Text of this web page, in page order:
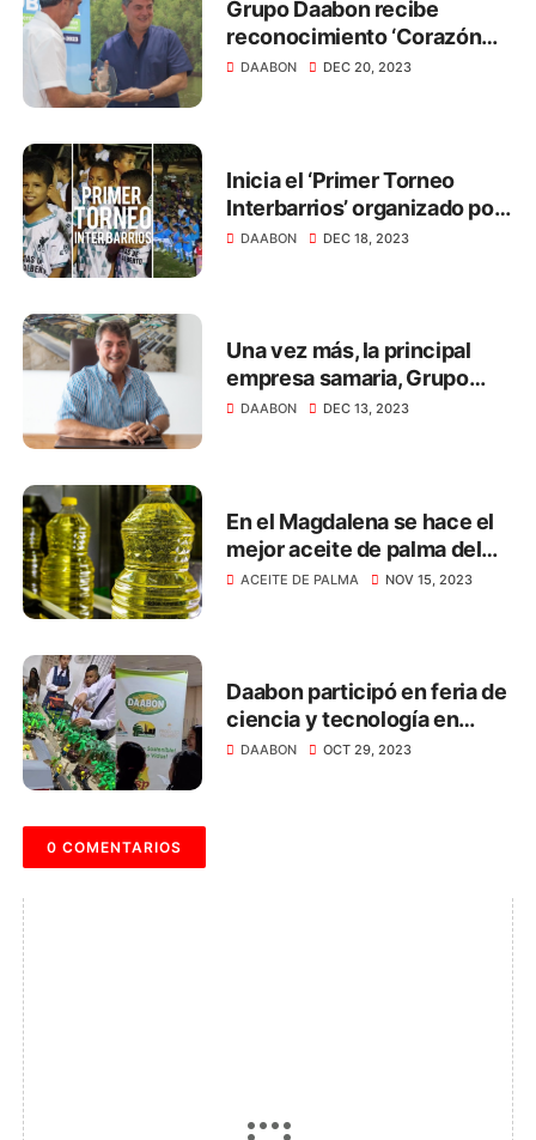
Grupo Daabon recibe
reconocimiento ‘Corazón
Verde’ de Corpamag
DAABON DEC 20, 2023
Inicia el ‘Primer Torneo
Interbarrios’ organizado por
el Grupo Daabon
DAABON DEC 18, 2023
Una vez más, la principal
empresa samaria, Grupo
Daabon, demuestra que su
DAABON DEC 13, 2023
En el Magdalena se hace el
mejor aceite de palma del
Mundo
ACEITE DE PALMA NOV 15, 2023
Daabon participó en feria de
ciencia y tecnología en
colegio agropecuario de
DAABON OCT 29, 2023
0 COMENTARIOS